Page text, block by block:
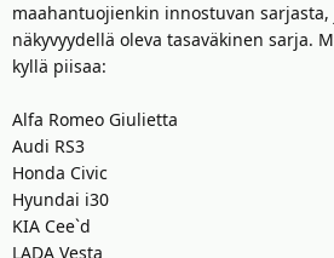
maahantuojienkin innostuvan sarjasta,
näkyvyydellä oleva tasaväkinen sarja.
kyllä piisaa:
Alfa Romeo Giulietta
Audi RS3
Honda Civic
Hyundai i30
KIA Cee`d
LADA Vesta